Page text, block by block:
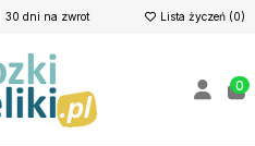
30 dni na zwrot Lista życzeń (0)
0